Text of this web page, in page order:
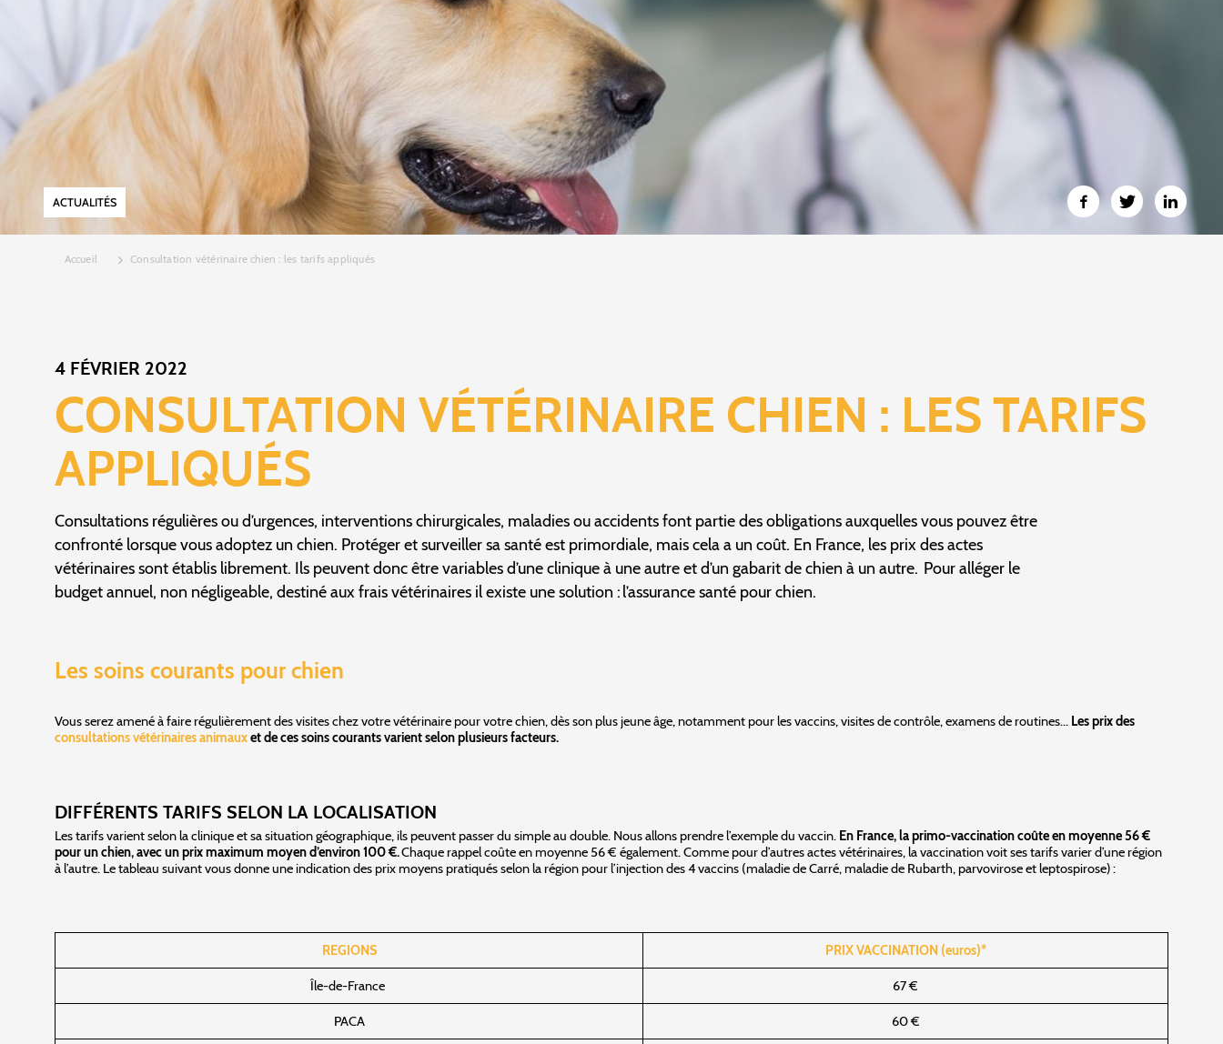
ACTUALITÉS
Accueil Consultation vétérinaire chien : les tarifs appliqués
4 FÉVRIER 2022
CONSULTATION VÉTÉRINAIRE CHIEN : LES TARIFS
APPLIQUÉS
Consultations régulières ou d’urgences, interventions chirurgicales, maladies ou accidents font partie des obligations auxquelles vous pouvez être
confronté lorsque vous adoptez un chien. Protéger et surveiller sa santé est primordiale, mais cela a un coût. En France, les prix des actes
vétérinaires sont établis librement. Ils peuvent donc être variables d’une clinique à une autre et d’un gabarit de chien à un autre. Pour alléger le
budget annuel, non négligeable, destiné aux frais vétérinaires il existe une solution : l’assurance santé pour chien.
Les soins courants pour chien
Vous serez amené à faire régulièrement des visites chez votre vétérinaire pour votre chien, dès son plus jeune âge, notamment pour les vaccins, visites de contrôle, examens de routines... Les prix des
consultations vétérinaires animauxet de ces soins courants varient selon plusieurs facteurs.
DIFFÉRENTS TARIFS SELON LA LOCALISATION
Les tarifs varient selon la clinique et sa situation géographique, ils peuvent passer du simple au double. Nous allons prendre l’exemple du vaccin. En France, la primo-vaccination coûte en moyenne 56 €
pour un chien, avec un prix maximum moyen d’environ 100 €.Chaque rappel coûte en moyenne 56 € également. Comme pour d’autres actes vétérinaires, la vaccination voit ses tarifs varier d’une région
à l’autre. Le tableau suivant vous donne une indication des prix moyens pratiqués selon la région pour l’injection des 4 vaccins (maladie de Carré, maladie de Rubarth, parvovirose et leptospirose) :
REGIONS PRIX VACCINATION (euros)*
Île-de-France 67 €
PACA 60 €